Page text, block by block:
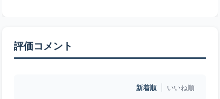
評価コメント
新着順 いいね順